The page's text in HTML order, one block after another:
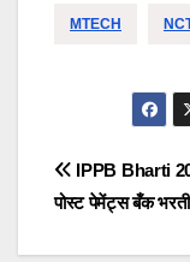
MTECH
Post
IPPB Bharti
पोस्ट पेमेंट्स बँक भरती